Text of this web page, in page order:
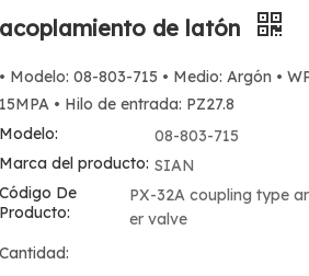
acoplamiento de latón
• Modelo: 08-803-715 • Medio: Argón •
15MPA • Hilo de entrada: PZ27.8
Modelo:
08-803-715
Marca del producto: SIAN
Código De
Producto:
PX-32A coupling type
er valve
Cantidad: